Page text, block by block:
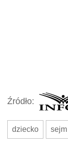
Źródło:
dziecko sejm